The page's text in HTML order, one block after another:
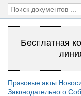
Бесплатная
Правовые акты
Законодательного